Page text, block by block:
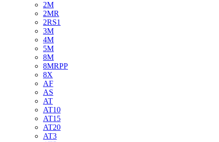
2M
2MR
2RS1
3M
4M
5M
8M
8MRPP
8X
AF
AS
AT
AT10
AT15
AT20
AT3